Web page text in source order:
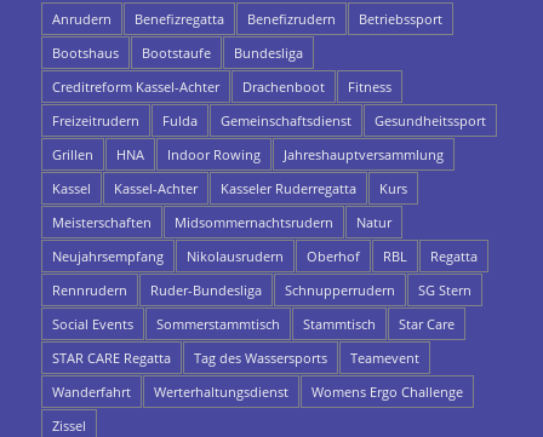
Anrudern Benefizregatta Benefizrudern
Betriebssport
Bootshaus
Bootstaufe
Bundesliga
Creditreform Kassel-Achter
Drachenboot
Fitness
Freizeitrudern
Fulda Gemeinschaftsdienst
Gesundheitssport
Grillen
HNA Indoor Rowing
Jahreshauptversammlung
Kassel
Kassel-Achter Kasseler Ruderregatta
Kurs
Meisterschaften
Midsommernachtsrudern
Natur
Neujahrsempfang
Nikolausrudern Oberhof RBL
Regatta
Rennrudern
Ruder-Bundesliga Schnupperrudern
SG Stern
Social Events
Sommerstammtisch Stammtisch
Star Care
STAR CARE Regatta
Tag des Wassersports
Teamevent
Wanderfahrt
Werterhaltungsdienst
Womens Ergo Challenge
Zissel